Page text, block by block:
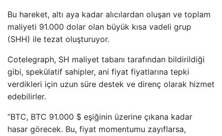
Bu hareket, altı aya kadar alıcılardan oluşan ve toplam
maliyeti 91.000 dolar olan büyük kısa vadeli grup
(SHH) ile tezat oluşturuyor.
Cotelegraph, SH maliyet tabanı tarafından bildirildiği
gibi, spekülatif sahipler, ani fiyat fiyatlarına tepki
verdikleri için uzun süre destek ve direnç olarak hizmet
edebilirler.
“BTC, BTC 91.000 $ eşiğinin üzerine çıkana kadar
hasar görecek. Bu, fiyat momentumu zayıflarsa,